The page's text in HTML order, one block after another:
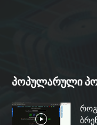
პოპულარული